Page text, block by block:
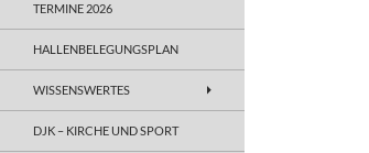
TERMINE 2026
HALLENBELEGUNGSPLAN
WISSENSWERTES
DJK – KIRCHE UND SPORT